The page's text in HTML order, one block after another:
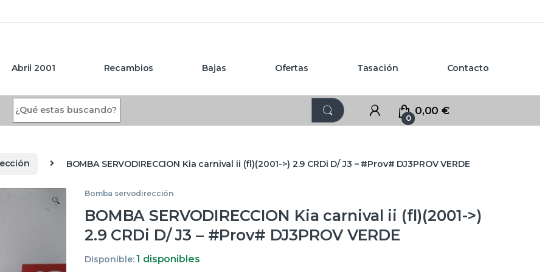
Abril 2001 Recambios Bajas Ofertas Tasación Contacto
0
0,00€
BOMBA SERVODIRECCION Kia carnival ii (fl)(2001->) 2.9 CRDi D/ J3 – #Prov# DJ3PROV VERDE
🔍
Bomba servodirección
BOMBA SERVODIRECCION Kia carnival ii (fl)(2001->)
2.9 CRDi D/ J3 – #Prov# DJ3PROV VERDE
Disponible:1 disponibles